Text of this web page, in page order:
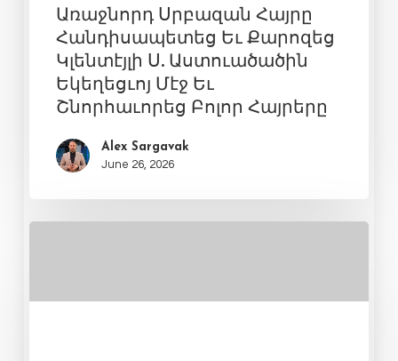
Առաջնորդ Սրբազան Հայրը
Հանդիսապետեց Եւ Քարոզեց
Կլենտէյլի Ս. Աստուածածին
Եկեղեցւոյ Մէջ Եւ
Շնորհաւորեց Բոլոր Հայրերը
Alex Sargavak
June 26, 2026